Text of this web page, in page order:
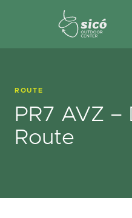
ROUTE
PR7 AVZ –
Route